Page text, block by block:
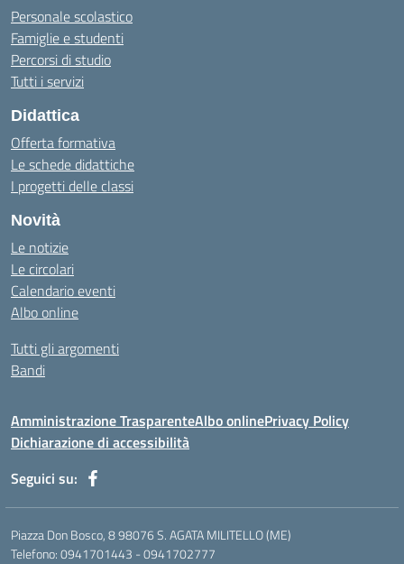
Personale scolastico
Famiglie e studenti
Percorsi di studio
Tutti i servizi
Didattica
Offerta formativa
Le schede didattiche
I progetti delle classi
Novità
Le notizie
Le circolari
Calendario eventi
Albo online
Tutti gli argomenti
Bandi
Amministrazione TrasparenteAlbo onlinePrivacy Policy
Dichiarazione di accessibilità
Seguici su:
Piazza Don Bosco, 8 98076 S. AGATA MILITELLO (ME)
Telefono: 0941701443 - 0941702777